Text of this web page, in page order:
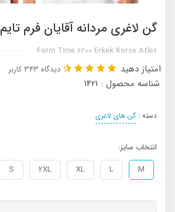
گن لاغری مردانه آقایان فرم تایم Form Time
Form Time 6200 Erkek Korse Atlet
امتیاز دهید دیدگاه 343 کاربر
شناسه محصول : 1421
دسته : گن های لاغری
انتخاب سایز:
M
L
XL
2XL
S